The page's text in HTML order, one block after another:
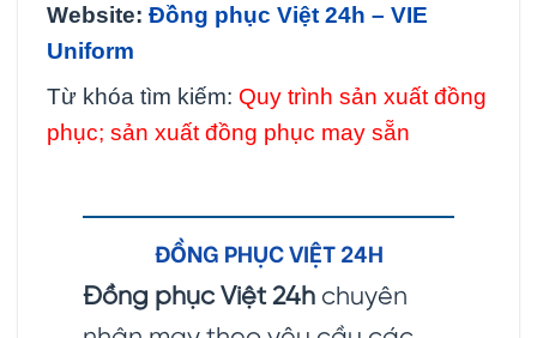
Website: Đồng phục Việt 24h – VIE
Uniform
Từ khóa tìm kiếm: Quy trình sản xuất đồng
phục; sản xuất đồng phục may sẵn
ĐỒNG PHỤC VIỆT 24H
Đồng phục Việt 24h chuyên